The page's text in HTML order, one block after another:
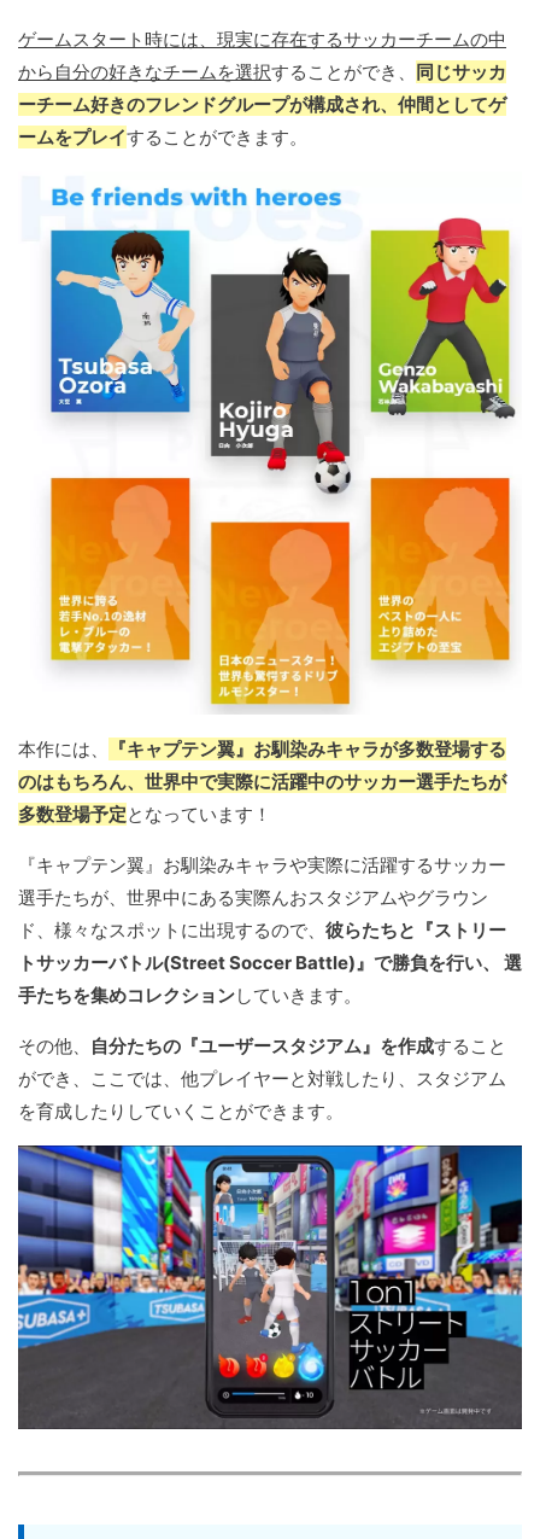
ゲームスタート時には、現実に存在するサッカーチームの中
から自分の好きなチームを選択することができ、 同じサッカ
ーチーム好きのフレンドグループが構成され、仲間としてゲ
ームをプレイすることができます。
本作には、
『キャプテン翼』お馴染みキャラが多数登場する
のはもちろん、世界中で実際に活躍中のサッカー選手たちが
多数登場予定となっています！
『キャプテン翼』お馴染みキャラや実際に活躍するサッカー
選手たちが、世界中にある実際んおスタジアムやグラウン
ド、様々なスポットに出現するので、 彼らたちと『ストリー
トサッカーバトル(Street Soccer Battle)』で勝負を行い、 選
手たちを集めコレクションしていきます。
その他、 自分たちの『ユーザースタジアム』を作成すること
ができ、ここでは、他プレイヤーと対戦したり、スタジアム
を育成したりしていくことができます。